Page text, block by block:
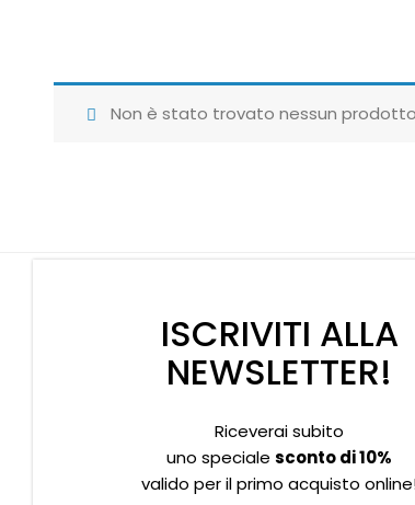
Non è stato trovato nessun
Privacy policy Informativa
ISCRIVITI ALLA
NEWSLETTER!
Riceverai subito
uno speciale sconto di 10%
valido per il primo acquisto